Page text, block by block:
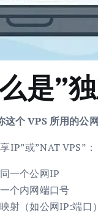
是”
这个 VPS 所用的公
IP”或”NAT VPS”：
一个公网IP
个内网端口号
射（如公网IP:端口